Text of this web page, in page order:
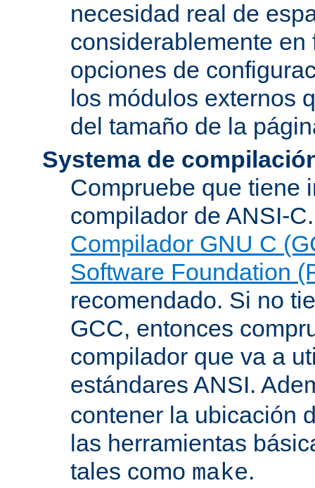
necesidad real de
considerablemente en
opciones de
los módulos externos
del tamaño de la
Systema de
Compruebe que tiene
compilador de ANSI-
Compilador GNU C
Software Foundation
recomendado. Si no
GCC, entonces
compilador que va a
estándares ANSI.
contener la ubicación
las herramientas
tales como make.